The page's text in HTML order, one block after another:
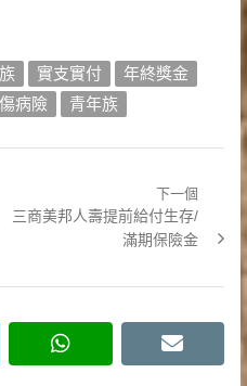
實支實付
年終獎金
病險 青年族
下一個
Next
三商美邦人壽提前給付生存/
滿期保險金
whatsapp email